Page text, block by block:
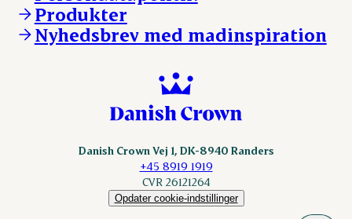
KLS.se
nordicspoor.com
Scanhide.dk
Produkter
Nyhedsbrev med madinspiration
Danish Crown Vej 1, DK-8940 Randers
+45 8919 1919
CVR 26121264
Opdater cookie-indstillinger